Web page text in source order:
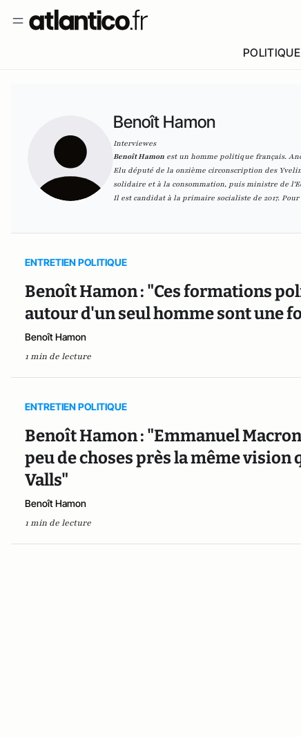
POLITIQUE
Benoît Hamon
Interviewes
Benoît Hamon est un homme politique français.
Elu député de la onzième circonscription des
solidaire et à la consommation, puis ministre de
Il est candidat à la primaire socialiste de 2017.
ENTRETIEN POLITIQUE
Benoît Hamon : "Ces formations
autour d'un seul homme sont une
Benoît Hamon
1 min de lecture
ENTRETIEN POLITIQUE
Benoît Hamon : "Emmanuel
peu de choses près la même vision
Valls"
Benoît Hamon
1 min de lecture